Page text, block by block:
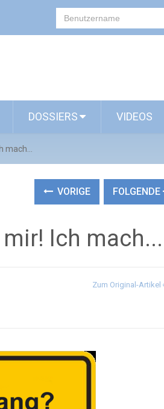
DOSSIERS VIDEOS
VORIGE FOLGENDE
Ich mach...
Zum Original-Artikel